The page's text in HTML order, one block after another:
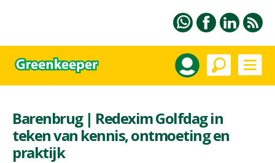
Barenbrug | Redexim Golfdag in
teken van kennis, ontmoeting en
praktijk